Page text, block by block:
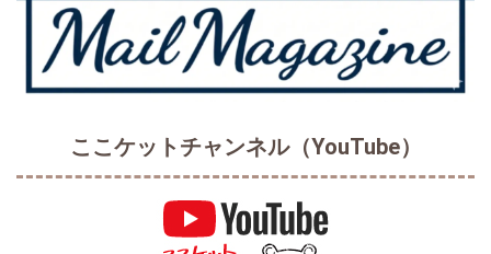
ここケットチャンネル（YouTube）